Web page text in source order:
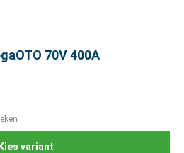
70V 400A
Kies variant